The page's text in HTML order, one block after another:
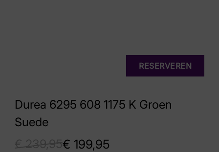
Durea 6295 608 1175 K Groen
Suede
€ 199,95
RESERVEREN